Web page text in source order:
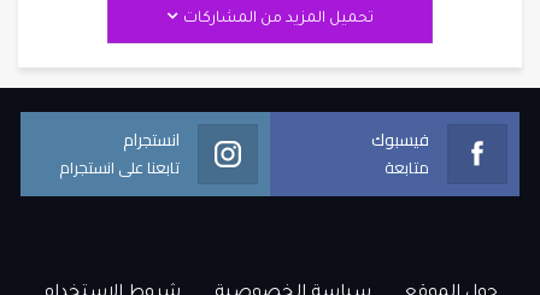
تحميل المزيد من المشاركات
فيسبوك
متابعة
انستجرام
تابعنا على انستجرام